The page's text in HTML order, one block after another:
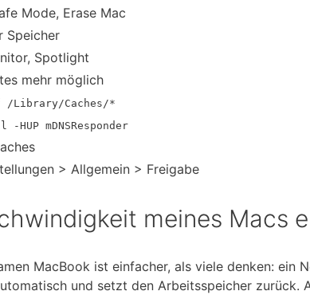
Mode, Erase Mac
Speicher
Spotlight
mehr möglich
/Library/Caches/*
mDNSResponder
> Allgemein > Freigabe
meines Macs
MacBook ist einfacher, als viele denken: ein
und setzt den Arbeitsspeicher zurück.